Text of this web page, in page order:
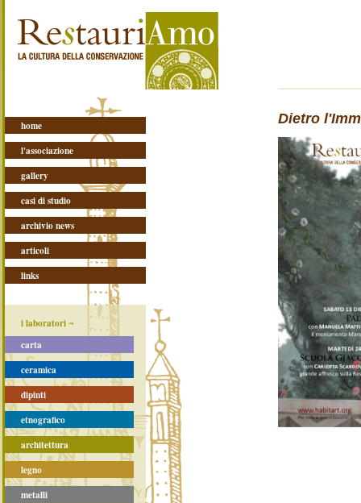
home
l'associazione
gallery
casi di studio
archivio news
articoli
links
i laboratori ¬
carta
ceramica
dipinti
etnografico
architettura
legno
metalli
Dietro